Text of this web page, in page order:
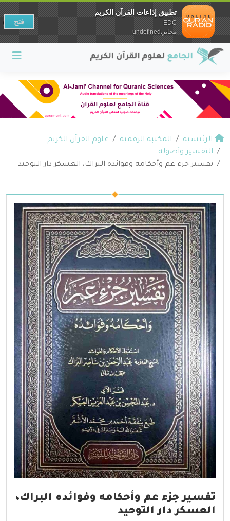
الرئيسية المكتبة الرقمية
علوم القرآن الكريم
التفسير وأصوله
تفسير جزء عم وأحكامه وفوائده البراك، العسكر دار التوحيد
تفسير جزء عم وأحكامه وفوائده البراك،
العسكر دار التوحيد
تطبيق إذاعات القرآن الكريم
EDC
مجانيundefined
فتح